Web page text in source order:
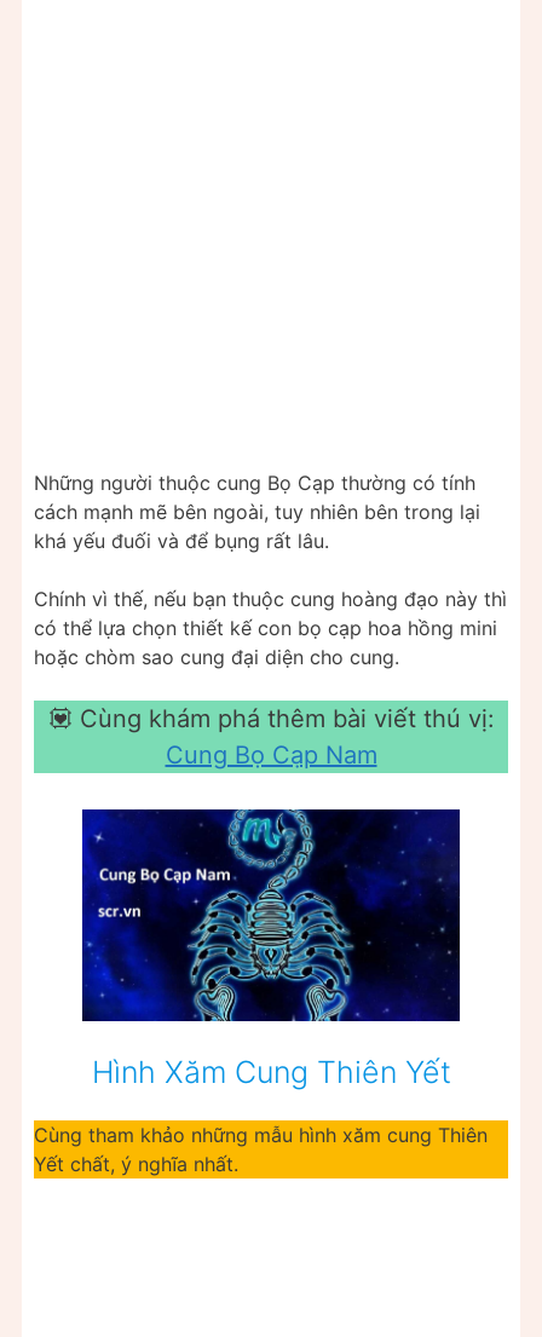
Những người thuộc cung Bọ Cạp thường có tính
cách mạnh mẽ bên ngoài, tuy nhiên bên trong lại
khá yếu đuối và để bụng rất lâu.
Chính vì thế, nếu bạn thuộc cung hoàng đạo này thì
có thể lựa chọn thiết kế con bọ cạp hoa hồng mini
hoặc chòm sao cung đại diện cho cung.
💟 Cùng khám phá thêm bài viết thú vị:
Cung Bọ Cạp Nam
Hình Xăm Cung Thiên Yết
Cùng tham khảo những mẫu hình xăm cung Thiên
Yết chất, ý nghĩa nhất.